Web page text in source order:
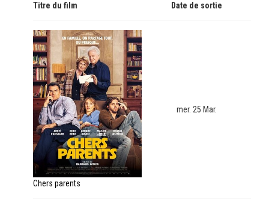
Titre du film Date de sortie
Chers parents
mer. 25 Mar.